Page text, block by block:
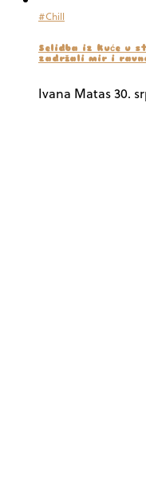
#Chill
Selidba iz kuće u
zadržali mir i
Ivana Matas30.